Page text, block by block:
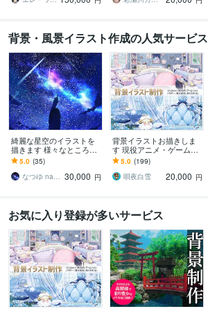
背景・風景イラスト作成の人気サービス
綺麗な星空のイラストを
描きます 様々なところで
使える星空や空がメイン
のイラストを描きます。
5.0 (35)
なつゆ natsuyu 30,000 円
背景イラストお描きしま
す 現役アニメ・ゲーム背
景絵師が背景イラストを
お描きします！
5.0 (199)
唄夜白雪
20,000 円
お気に入り登録が多いサービス